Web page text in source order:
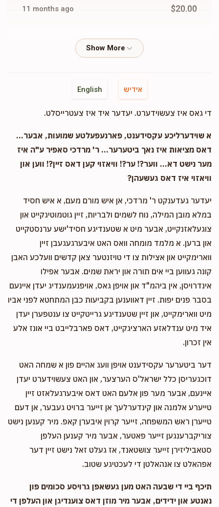
11 months ago $20.00
Moshe Neuman
Moshe Neuman
Hershy Wiess Moshe Neuman
11 months ago $20.00
English אידיש
די גאס איז צעשוידערט. יעדער איד איז צעטרייסלט.
א שוידערליכע עקסידענט, פארנעפעלטע שמועות, אבער...
דאס מציאות איז נאך ביטערער... ר' מרדכי סאפיר ע"ה איז
מער נישט דא... ווער?! ער?! וויאזוי קען דאס זיין?! ווען און
וויאזוי איז דאס געשעהן?
יעדער געדענקט ר' מרדכי, אן איש מורם מעם, א איש חסיד
במלא מובן המילה, נוח לשמים ולבריות, זיין גוטמוטיגקייט און
צוגעלאזנקייט, אבער מיט א שטענדיגע חסיד'ישע ערנסטקייט
און ברען. א מלמד מומחה וואס האט איבערגעגעבן זיין
ווארימקייט און אצילות צו די טויזנטער צאן קדשים וועלכע האבן
קונה געווען ביי אים תורה און יראת שמים. אבער אפילו
אינדרויסן, אין ביהמ"ד און אויפן גאס, אויפנעמענדיג יעדן איינעם
בסבר פנים יפות. זיין דאווענען בקביעות כבן המתחטא לפני אביו
מיט ווארימקייט, און זיין שטענדיגע גרייטקייט צו ענטפערן יעדן
איד מיט ענדלאזע הארציגקייט, דאס פארבלייבט ביי אונז אלע
אין זכרון.
דער ביטערער עקסידענט אויפן וועג אהיים פון א שמחה האט
דוכגעריסן כלל ישראל'ס הערצער, און האט צעשוידערט יעדן
איינעם, אבער מער פון אלעם האט דאס איבערגעלאזט זיין
טייערע אלמנה און קינדערלעך אן זייער ברויט געבער, אן דעם
טייערן ראש המשפחה, זייער קרוין איבערן קאפ. מיר קענען נישט
צוריקברענגען זייער פאטער, אבער מיר קענען העלפן
סטאביליזירן זייער צושטאנד, אז געלט זאל נישט זיין דער
אפהאלט צו אנהאלטן די לעכטיגע שטוב.
תיכף ביי די שבעה האט מען געשאפן גרויסע סכומים פון
נאנטע און ידידים, אבער מיר מוזן דאס צוענדיגן און העלפן די